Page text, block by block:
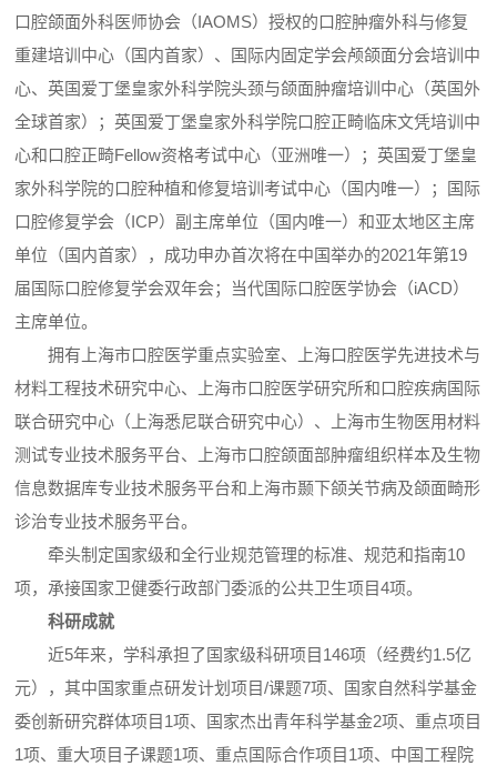
口腔颌面外科医师协会（IAOMS）授权的口腔肿瘤外科与修复
重建培训中心（国内首家）、国际内固定学会颅颌面分会培训中
心、英国爱丁堡皇家外科学院头颈与颌面肿瘤培训中心（英国外
全球首家）；英国爱丁堡皇家外科学院口腔正畸临床文凭培训中
心和口腔正畸Fellow资格考试中心（亚洲唯一）；英国爱丁堡皇
家外科学院的口腔种植和修复培训考试中心（国内唯一）；国际
口腔修复学会（ICP）副主席单位（国内唯一）和亚太地区主席
单位（国内首家），成功申办首次将在中国举办的2021年第19
届国际口腔修复学会双年会；当代国际口腔医学协会（iACD）
主席单位。
拥有上海市口腔医学重点实验室、上海口腔医学先进技术与
材料工程技术研究中心、上海市口腔医学研究所和口腔疾病国际
联合研究中心（上海悉尼联合研究中心）、上海市生物医用材料
测试专业技术服务平台、上海市口腔颌面部肿瘤组织样本及生物
信息数据库专业技术服务平台和上海市颞下颌关节病及颌面畸形
诊治专业技术服务平台。
牵头制定国家级和全行业规范管理的标准、规范和指南10
项，承接国家卫健委行政部门委派的公共卫生项目4项。
科研成就
近5年来，学科承担了国家级科研项目146项（经费约1.5亿
元），其中国家重点研发计划项目/课题7项、国家自然科学基金
委创新研究群体项目1项、国家杰出青年科学基金2项、重点项目
1项、重大项目子课题1项、重点国际合作项目1项、中国工程院